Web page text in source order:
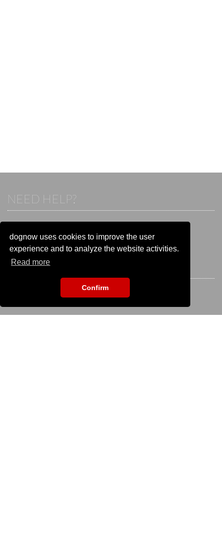
dognow uses cookies to improve the user
experience and to analyze the website activities.
Read more
Confirm
NEED HELP?
Otherwise visit our help and contact center:
Go to the
help and contact center
STAY CONNECTED